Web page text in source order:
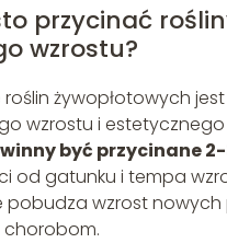
przycinać
wzrostu?
roślin żywopłotowych
wzrostu i
być przycinane
od gatunku i tempa
pobudza wzrost nowych